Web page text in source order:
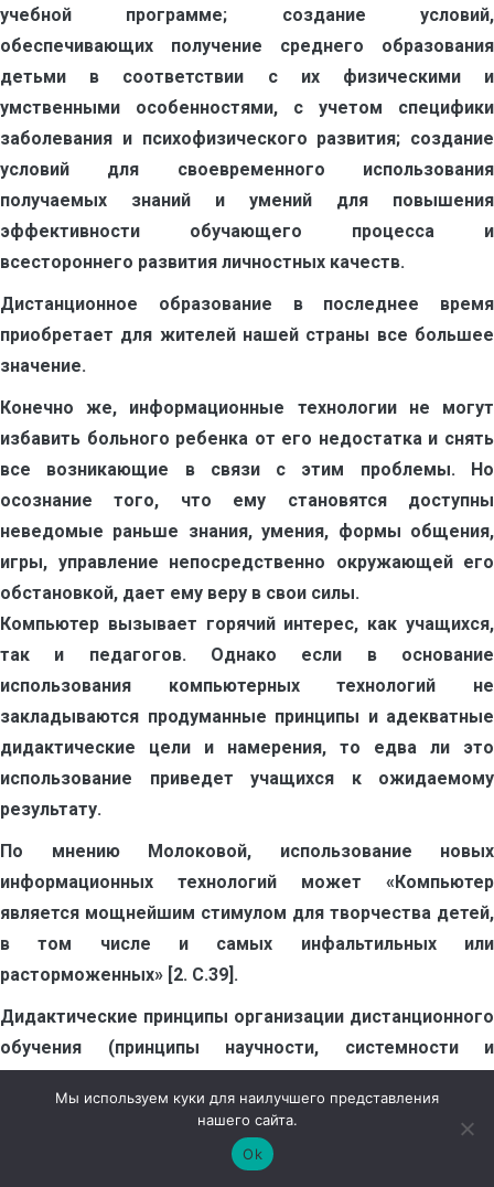
учебной программе; создание условий,
обеспечивающих получение среднего образования
детьми в соответствии с их физическими и
умственными особенностями, с учетом специфики
заболевания и психофизического развития; создание
условий для своевременного использования
получаемых знаний и умений для повышения
эффективности обучающего процесса и
всестороннего развития личностных качеств.
Дистанционное образование в последнее время
приобретает для жителей нашей страны все большее
значение.
Конечно же, информационные технологии не могут
избавить больного ребенка от его недостатка и снять
все возникающие в связи с этим проблемы. Но
осознание того, что ему становятся доступны
неведомые раньше знания, умения, формы общения,
игры, управление непосредственно окружающей его
обстановкой, дает ему веру в свои силы.
Компьютер вызывает горячий интерес, как учащихся,
так и педагогов. Однако если в основание
использования компьютерных технологий не
закладываются продуманные принципы и адекватные
дидактические цели и намерения, то едва ли это
использование приведет учащихся к ожидаемому
результату.
По мнению Молоковой, использование новых
информационных технологий может «Компьютер
является мощнейшим стимулом для творчества детей,
в том числе и самых инфальтильных или
расторможенных» [2. С.39].
Дидактические принципы организации дистанционного
обучения (принципы научности, системности и
обучения, наглядности, дифференциации и
индивидуализации обучения и пр.) те же что и в
школьном обучении, но отлична их реализация,
Мы используем куки для наилучшего представления
нашего сайта.
Ok